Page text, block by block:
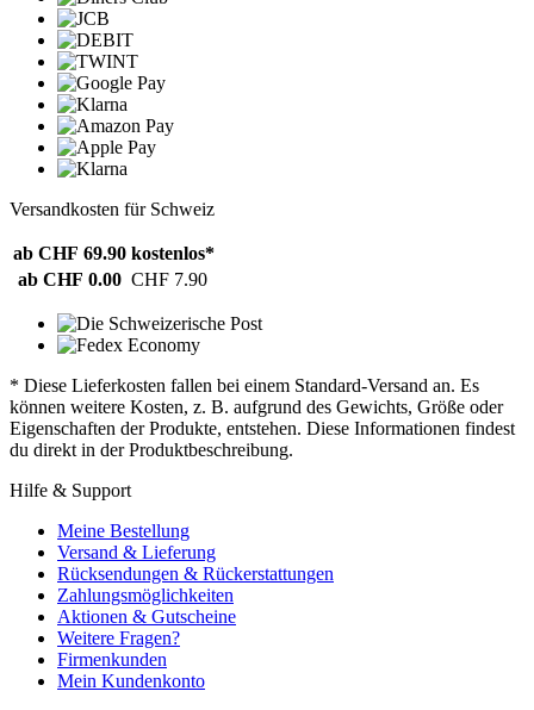
Versandkosten für Schweiz
ab CHF 69.90 kostenlos*
ab CHF 0.00 CHF 7.90
* Diese Lieferkosten fallen bei einem Standard-Versand an. Es
können weitere Kosten, z. B. aufgrund des Gewichts, Größe oder
Eigenschaften der Produkte, entstehen. Diese Informationen findest
du direkt in der Produktbeschreibung.
Hilfe & Support
Meine Bestellung
Versand & Lieferung
Rücksendungen & Rückerstattungen
Zahlungsmöglichkeiten
Aktionen & Gutscheine
Weitere Fragen?
Firmenkunden
Mein Kundenkonto